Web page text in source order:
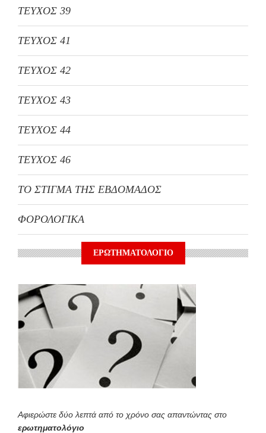
ΤΕΥΧΟΣ 39
ΤΕΥΧΟΣ 41
ΤΕΥΧΟΣ 42
ΤΕΥΧΟΣ 43
ΤΕΥΧΟΣ 44
ΤΕΥΧΟΣ 46
ΤΟ ΣΤΙΓΜΑ ΤΗΣ ΕΒΔΟΜΑΔΟΣ
ΦΟΡΟΛΟΓΙΚΑ
ΕΡΩΤΗΜΑΤΟΛΟΓΙΟ
Αφιερώστε δύο λεπτά από το χρόνο σας απαντώντας στο
ερωτηματολόγιο